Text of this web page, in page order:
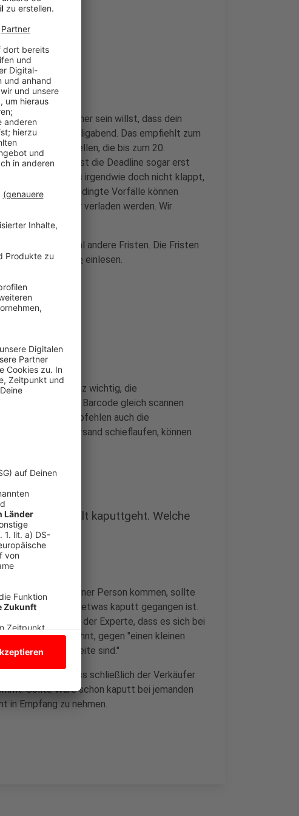
werden?
dir allerdings sicher sein willst, dass dein
Woche vor Heiligabend. Das empfiehlt zum
rechtzeitig zustellen, die bis zum 20.
Expressversand ist die Deadline sogar erst
größer, dass das irgendwie doch nicht klappt,
. "Witterungsbedingte Vorfälle können
falschen Container verladen werden. Wir
vor."
gelten noch mal andere Fristen. Die Fristen
aber
online einlesen.
ist es ganz wichtig, die
die Zusteller den Barcode gleich scannen
Unternehmen empfehlen auch die
beim Paketversand schieflaufen, können
oder der Inhalt kaputtgeht. Welche
direkt von einer Person kommen, sollte
die Kosten, wenn etwas kaputt gegangen ist.
Außerdem erklärt der Experte, dass es sich bei
müssen, lohnt, gegen "einen kleinen
der sicheren Seite sind."
kommen. Dort muss schließlich der Verkäufer
Sollte Ware schon kaputt bei jemanden
in Empfang zu nehmen.